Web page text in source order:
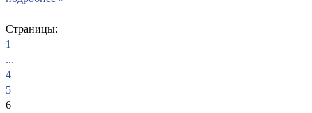
Страницы:
1
...
4
5
6